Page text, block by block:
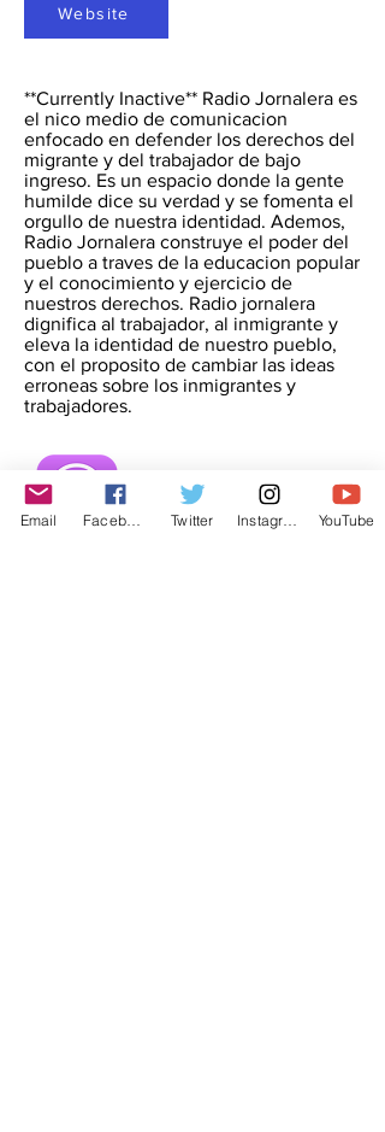
Website
**Currently Inactive** Radio Jornalera es
el nico medio de comunicacion
enfocado en defender los derechos del
migrante y del trabajador de bajo
ingreso. Es un espacio donde la gente
humilde dice su verdad y se fomenta el
orgullo de nuestra identidad. Ademos,
Radio Jornalera construye el poder del
pueblo a traves de la educacion popular
y el conocimiento y ejercicio de
nuestros derechos. Radio jornalera
dignifica al trabajador, al inmigrante y
eleva la identidad de nuestro pueblo,
con el proposito de cambiar las ideas
erroneas sobre los inmigrantes y
trabajadores.
Email Twitter YouTube